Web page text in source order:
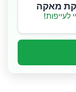
מאקה
לעייפות!